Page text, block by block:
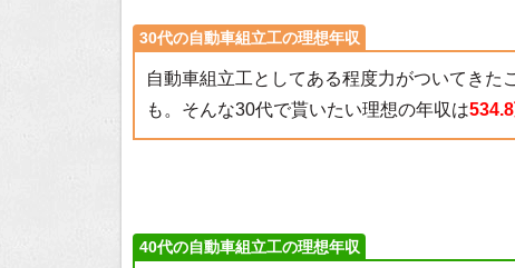
30代の自動車組立工の理想年収
自動車組立工としてある程度力がついてきた
も。そんな30代で貰いたい理想の年収は
40代の自動車組立工の理想年収